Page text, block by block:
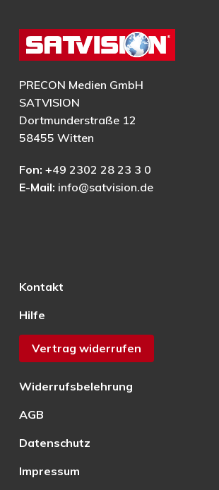
PRECON Medien GmbH
SATVISION
Dortmunderstraße 12
58455 Witten
Fon: +49 2302 28 23 3 0
E-Mail: info@satvision.de
Kontakt
Hilfe
Vertrag widerrufen
Widerrufsbelehrung
AGB
Datenschutz
Impressum